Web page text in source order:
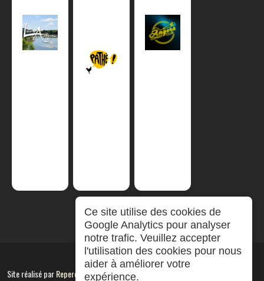
Site réalisé parRepereCom
Ce site utilise des cookies de
Google Analytics pour analyser
notre trafic. Veuillez accepter
l'utilisation des cookies pour nous
aider à améliorer votre
expérience.